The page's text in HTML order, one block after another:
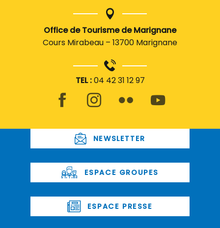
Office de Tourisme de Marignane
Cours Mirabeau – 13700 Marignane
TEL :04 42 31 12 97
NEWSLETTER
ESPACE GROUPES
ESPACE PRESSE